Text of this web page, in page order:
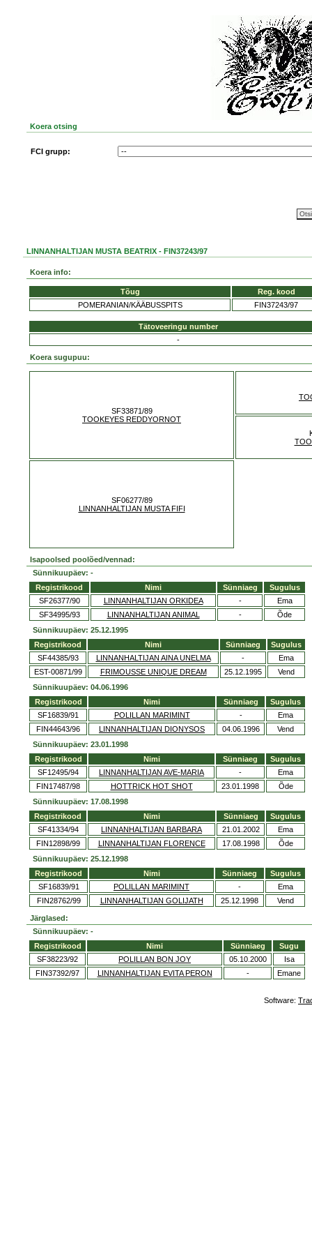
Koera otsing
FCI grupp:
LINNANHALTIJAN MUSTA BEATRIX - FIN37243/97
Koera info:
Tõug
Reg. kood
POMERANIAN/KÄÄBUSSPITS
FIN37243/97
Tätoveeringu number
-
Koera sugupuu:
SF33871/89
TOOKEYES REDDYORNOT
SF06277/89
LINNANHALTIJAN MUSTA FIFI
Isapoolsed poolõed/vennad:
Sünnikuupäev: -
Registrikood
Nimi Sünniaeg
Sugulus
SF26377/90
LINNANHALTIJAN ORKIDEA -
Ema
SF34995/93
LINNANHALTIJAN ANIMAL -
Õde
Sünnikuupäev: 25.12.1995
Registrikood
Nimi Sünniaeg
Sugulus
SF44385/93
LINNANHALTIJAN AINA UNELMA -
Ema
EST-00871/99
FRIMOUSSE UNIQUE DREAM 25.12.1995
Vend
Sünnikuupäev: 04.06.1996
Registrikood
Nimi Sünniaeg
Sugulus
SF16839/91
POLILLAN MARIMINT -
Ema
FIN44643/96
LINNANHALTIJAN DIONYSOS 04.06.1996
Vend
Sünnikuupäev: 23.01.1998
Registrikood
Nimi Sünniaeg
Sugulus
SF12495/94
LINNANHALTIJAN AVE-MARIA -
Ema
FIN17487/98
HOTTRICK HOT SHOT 23.01.1998
Õde
Sünnikuupäev: 17.08.1998
Registrikood
Nimi Sünniaeg
Sugulus
SF41334/94
LINNANHALTIJAN BARBARA 21.01.2002
Ema
FIN12898/99
LINNANHALTIJAN FLORENCE 17.08.1998
Õde
Sünnikuupäev: 25.12.1998
Registrikood
Nimi Sünniaeg
Sugulus
SF16839/91
POLILLAN MARIMINT -
Ema
FIN28762/99
LINNANHALTIJAN GOLIJATH 25.12.1998 Vend
Järglased:
Sünnikuupäev: -
Registrikood
Nimi Sünniaeg
Sugu
SF38223/92
POLILLAN BON JOY 05.10.2000
Isa
FIN37392/97
LINNANHALTIJAN EVITA PERON - Emane
Software: